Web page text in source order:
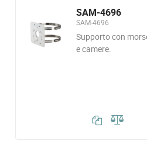
SAM-4696
SAM-4696
Supporto con
e camere.